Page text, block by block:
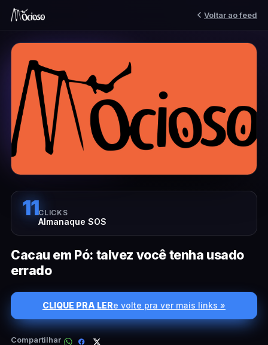
Voltar ao feed
11CLICKS
Almanaque SOS
Cacau em Pó: talvez você tenha usado
errado
CLIQUE PRA LERe volte pra ver mais links »
Compartilhar